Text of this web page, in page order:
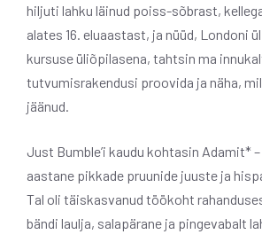
hiljuti lahku läinud poiss-sõbrast,
alates 16. eluaastast, ja nüüd, Londoni
kursuse üliõpilasena, tahtsin ma
tutvumisrakendusi proovida ja näha,
jäänud.
Just Bumble’i kaudu kohtasin Adamit*
aastane pikkade pruunide juuste ja
Tal oli täiskasvanud töökoht
bändi laulja, salapärane ja pingevabalt